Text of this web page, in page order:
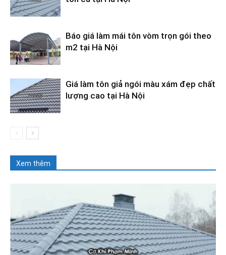
Báo giá làm mái tôn vòm trọn gói theo
m2 tại Hà Nội
Giá làm tôn giả ngói màu xám đẹp chất
lượng cao tại Hà Nội
Xem thêm